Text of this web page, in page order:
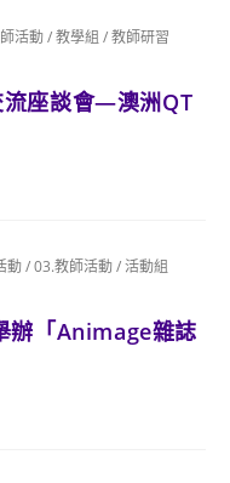
活動/教學組 /教師研習
流座談會—澳洲QT
動/03.教師活動/活動組
辦「Animage雜誌